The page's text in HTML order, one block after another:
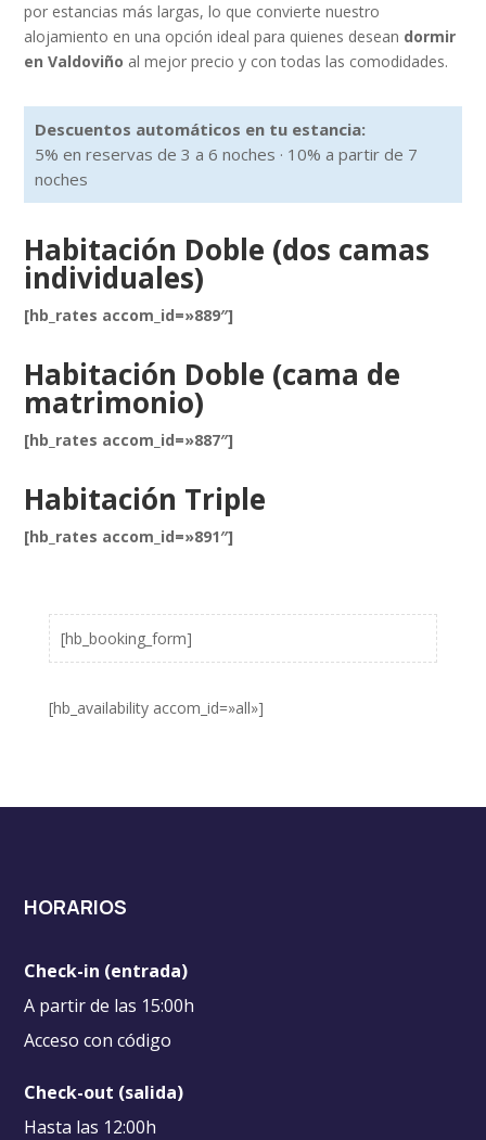
por estancias más largas, lo que convierte nuestro
alojamiento en una opción ideal para quienes desean dormir
en Valdoviño al mejor precio y con todas las comodidades.
Descuentos automáticos en tu estancia:
5% en reservas de 3 a 6 noches · 10% a partir de 7
noches
Habitación Doble (dos camas
individuales)
[hb_rates accom_id=»889″]
Habitación Doble (cama de
matrimonio)
[hb_rates accom_id=»887″]
Habitación Triple
[hb_rates accom_id=»891″]
[hb_booking_form]
[hb_availability accom_id=»all»]
HORARIOS
Check-in (entrada)
A partir de las 15:00h
Acceso con código
Check-out (salida)
Hasta las 12:00h